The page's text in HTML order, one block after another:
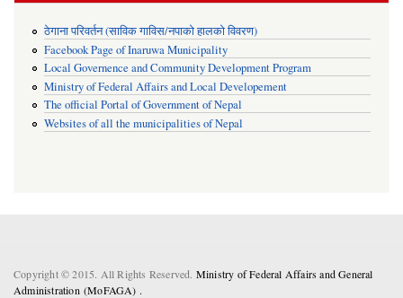
ठेगाना परिवर्तन (साविक गाविस/नपाको हालको विवरण)
Facebook Page of Inaruwa Municipality
Local Governence and Community Development Program
Ministry of Federal Affairs and Local Developement
The official Portal of Government of Nepal
Websites of all the municipalities of Nepal
Copyright © 2015. All Rights Reserved. Ministry of Federal Affairs and General
Administration (MoFAGA) .